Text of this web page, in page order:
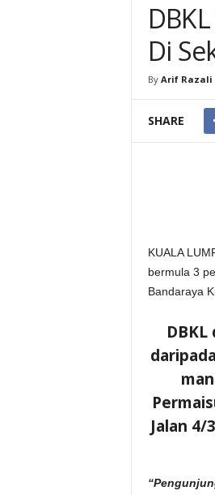
Di
By Arif Razali
SHARE
KUALA
bermula 3
Bandaraya
Jalan 4/